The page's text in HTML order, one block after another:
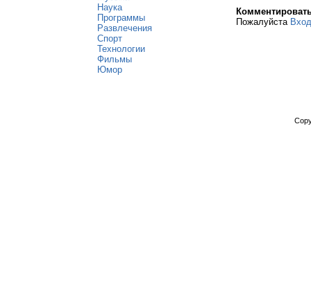
Наука
Программы
Развлечения
Спорт
Технологии
Фильмы
Юмор
Пожалуйста Вход